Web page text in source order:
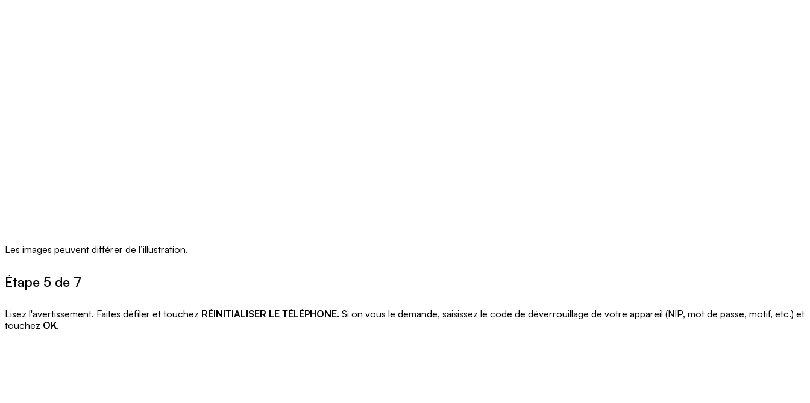
Les images peuvent différer de l’illustration.
Étape 5 de 7
Lisez l'avertissement. Faites défiler et touchez RÉINITIALISER LE TÉLÉPHONE. Si on vous le demande, saisissez le code de déverrouillage de votre appareil (NIP, mot de passe, motif, etc.) et
touchez OK.